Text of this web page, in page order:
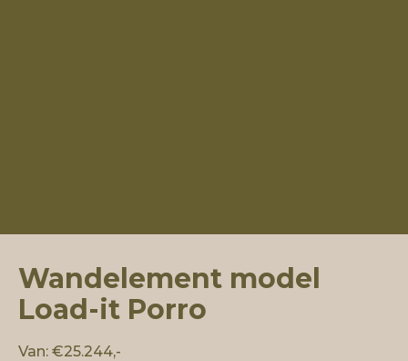
Wandelement model
Load-it Porro
Van: €25.244,-